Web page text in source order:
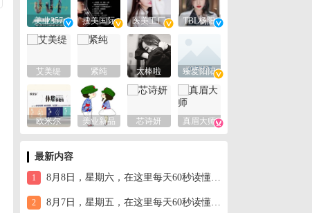
美业357 搜美国际 医美工厂 TBL杨阳
艾美缇 紧纯 太棒啦 臻爱阳阳
欧米尔 美业新品 芯诗妍 真眉大师
最新内容
1 8月8日，星期六，在这里每天60秒读懂世界！
2 8月7日，星期五，在这里每天60秒读懂世界！